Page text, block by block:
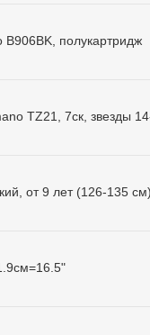
B906BK, полукартридж
TZ21, 7ск, звезды
от 9 лет (126-135